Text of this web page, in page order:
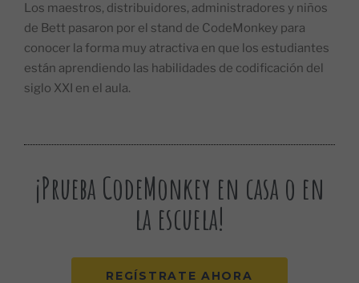
Los maestros, distribuidores, administradores y niños
de Bett pasaron por el stand de CodeMonkey para
conocer la forma muy atractiva en que los estudiantes
están aprendiendo las habilidades de codificación del
siglo XXI en el aula.
¡Prueba CodeMonkey en casa o en
la escuela!
REGÍSTRATE AHORA